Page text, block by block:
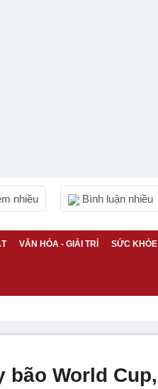
nhiều Bình luận nhiều
VĂN HÓA - GIẢI TRÍ SỨC KHỎE
bão World Cup,